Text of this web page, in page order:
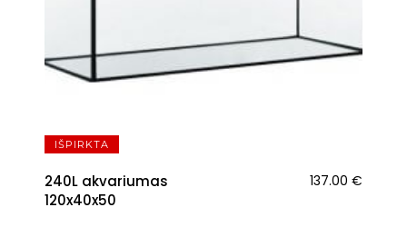
IŠPIRKTA
240L akvariumas
120x40x50
137.00 €